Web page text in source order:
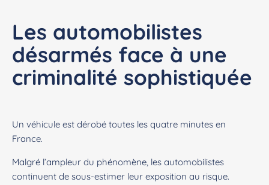
Les automobilistes
désarmés face à une
criminalité sophistiquée
Un véhicule est dérobé toutes les quatre minutes en
France.
Malgré l’ampleur du phénomène, les automobilistes
continuent de sous-estimer leur exposition au risque.